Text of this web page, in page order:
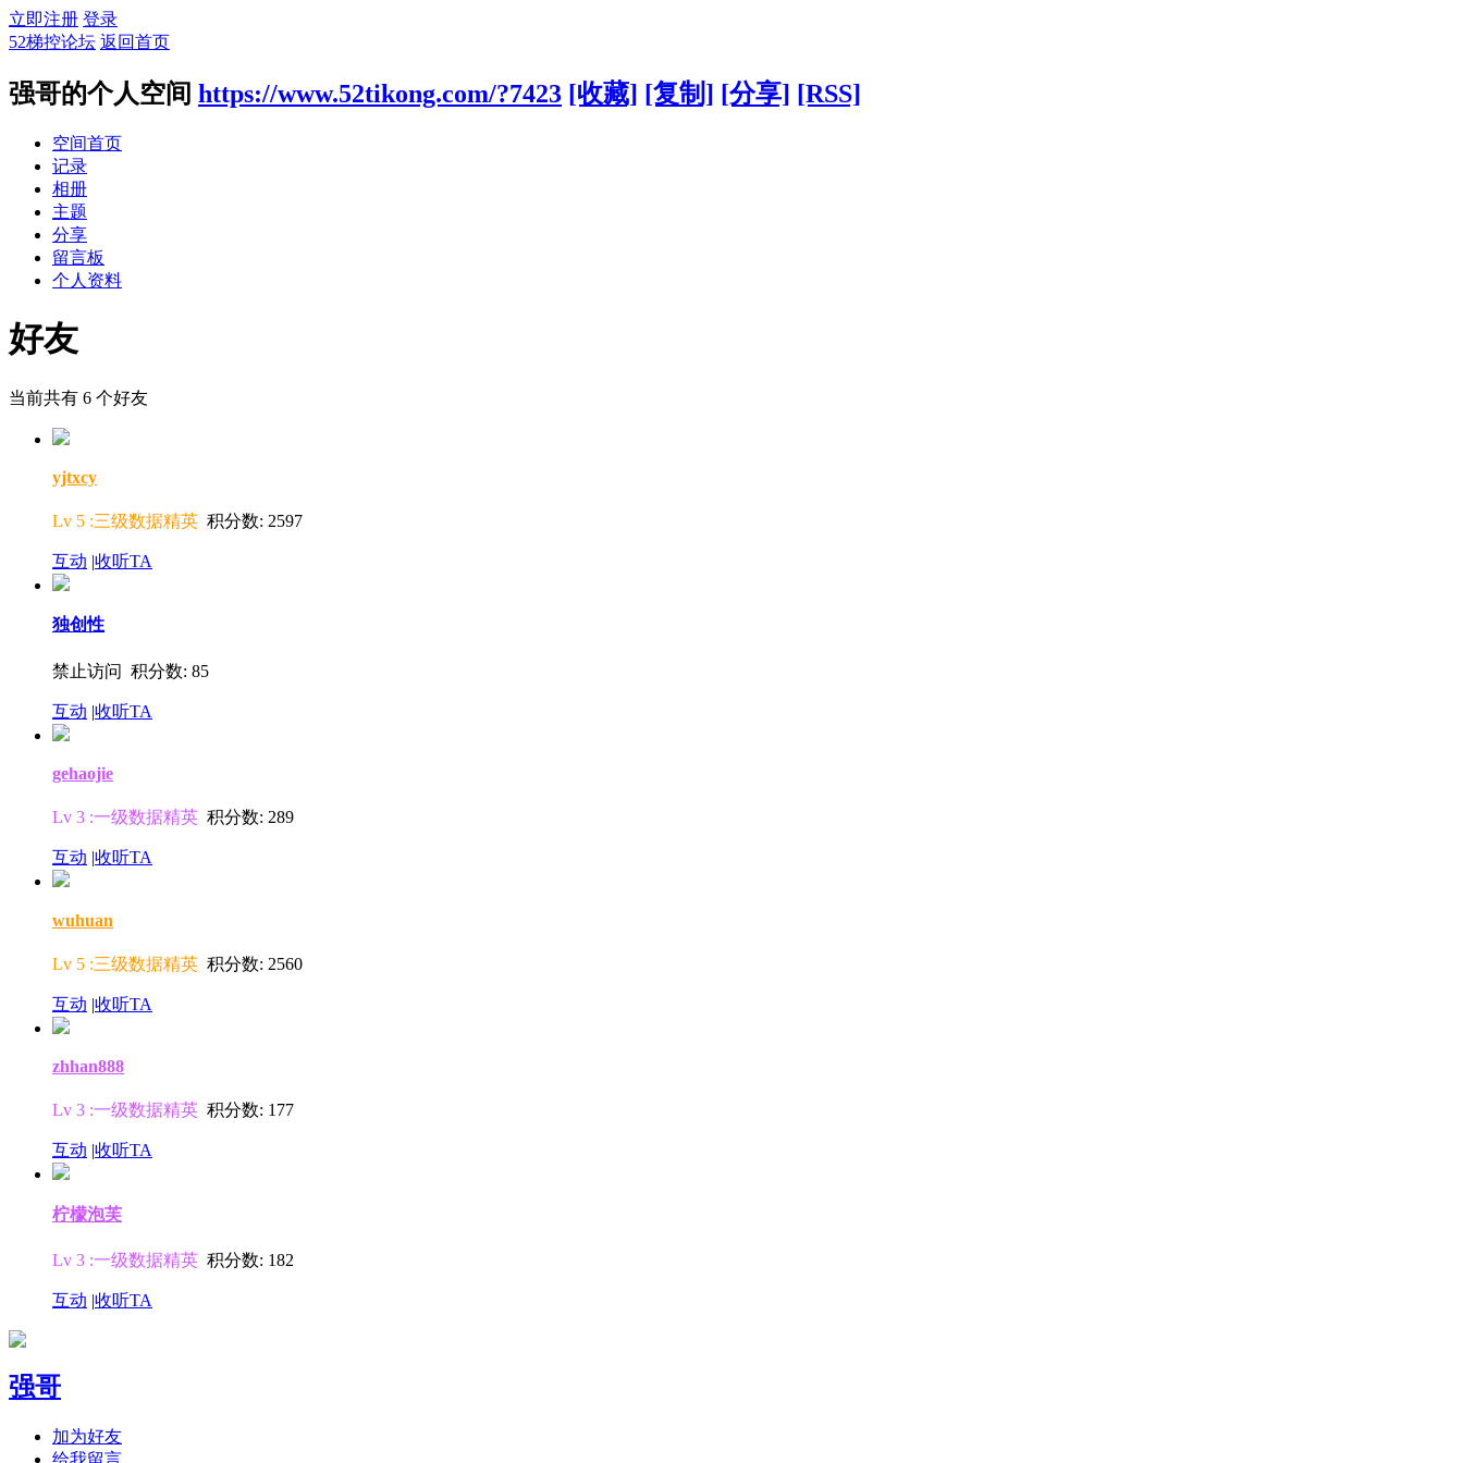
立即注册 登录
52梯控论坛 返回首页
强哥的个人空间 https://www.52tikong.com/?7423 [收藏] [复制] [分享] [RSS]
空间首页
记录
相册
主题
分享
留言板
个人资料
好友
当前共有 6 个好友
yjtxcy
Lv 5 :三级数据精英 积分数: 2597
互动 |收听TA
独创性
禁止访问 积分数: 85
互动 |收听TA
gehaojie
Lv 3 :一级数据精英 积分数: 289
互动 |收听TA
wuhuan
Lv 5 :三级数据精英 积分数: 2560
互动 |收听TA
zhhan888
Lv 3 :一级数据精英 积分数: 177
互动 |收听TA
柠檬泡芙
Lv 3 :一级数据精英 积分数: 182
互动 |收听TA
强哥
加为好友
给我留言